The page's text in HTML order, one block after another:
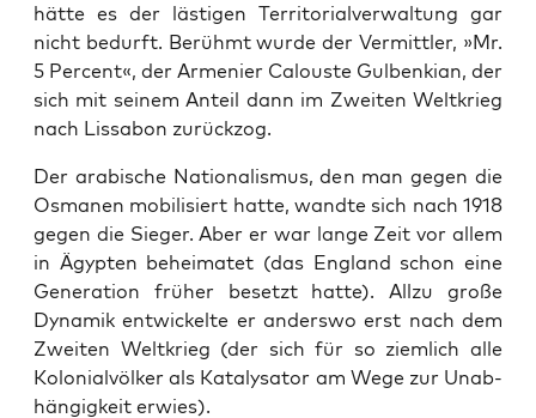
hät­te es der läs­ti­gen Ter­ri­to­ri­al­ver­wal­tung gar
nicht bedurft. Berühmt wur­de der Ver­mitt­ler, »Mr.
5 Per­cent«, der Arme­ni­er Calous­te Gul­ben­ki­an, der
sich mit sei­nem Anteil dann im Zwei­ten Welt­krieg
nach Lis­sa­bon zurückzog.
Der ara­bi­sche Natio­na­lis­mus, den man gegen die
Osma­nen mobi­li­siert hat­te, wand­te sich nach 1918
gegen die Sie­ger. Aber er war lan­ge Zeit vor allem
in Ägyp­ten behei­ma­tet (das Eng­land schon eine
Gene­ra­ti­on frü­her besetzt hat­te). All­zu gro­ße
Dyna­mik ent­wi­ckel­te er anders­wo erst nach dem
Zwei­ten Welt­krieg (der sich für so ziem­lich alle
Kolo­ni­al­völ­ker als Kata­ly­sa­tor am Wege zur Unab­
hän­gig­keit erwies).